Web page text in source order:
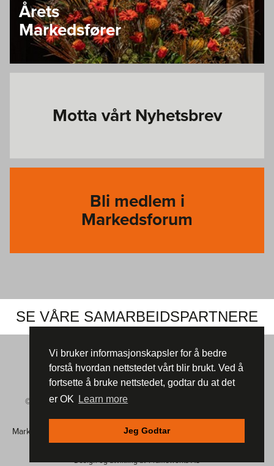
Vi bruker informasjonskapsler for å bedre
forstå hvordan nettstedet vårt blir brukt. Ved å
fortsette å bruke nettstedet, godtar du at det
er OK
Learn more
Jeg Godtar
Årets
Markedsfører
Motta vårt Nyhetsbrev
Bli medlem i
Markedsforum
SE VÅRE SAMARBEIDSPARTNERE
© Markedsforum 2026 |Informasjonskapsler (cookies)
Markedsforum, Postboks 105
,4801 ARENDAL | Mobil: 901 48 234 |
E-post:post@markedsforum.com